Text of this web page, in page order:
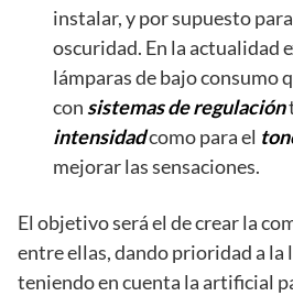
instalar, y por supuesto
oscuridad. En la actualidad
lámparas de bajo consumo
con sistemas de regulación
intensidadcomo para el
mejorar las sensaciones.
El objetivo será el de crear la
entre ellas, dando prioridad a la
teniendo en cuenta la artificial